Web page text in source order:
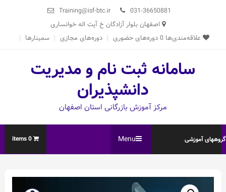
content
031-36650881
Training@isf-btc.ir
اصفهان بلوار آزادگان خ آیت اله خوانساری
علاقه‌مندی‌ها 0دوره‌های حضوری دوره‌های مجازی سمینارها
سامانه ثبت نام و مدیریت
دانشپذیران
مرکز آموزش بازرگانی استان اصفهان
گروههای آموزشی Menu
0 items